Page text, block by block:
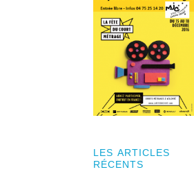
LES ARTICLES
RÉCENTS